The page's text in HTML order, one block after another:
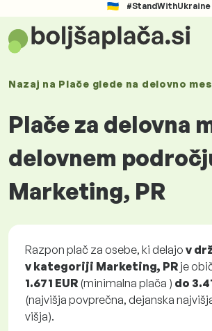
#StandWithUkraine
Nazaj na Plače glede na delovno
Plače za delovna
delovnem
Marketing, PR
Razpon plač za osebe, ki delajo v
v kategoriji Marketing, PR je
1.671 EUR (minimalna plača ) do
(najvišja povprečna, dejanska
višja).